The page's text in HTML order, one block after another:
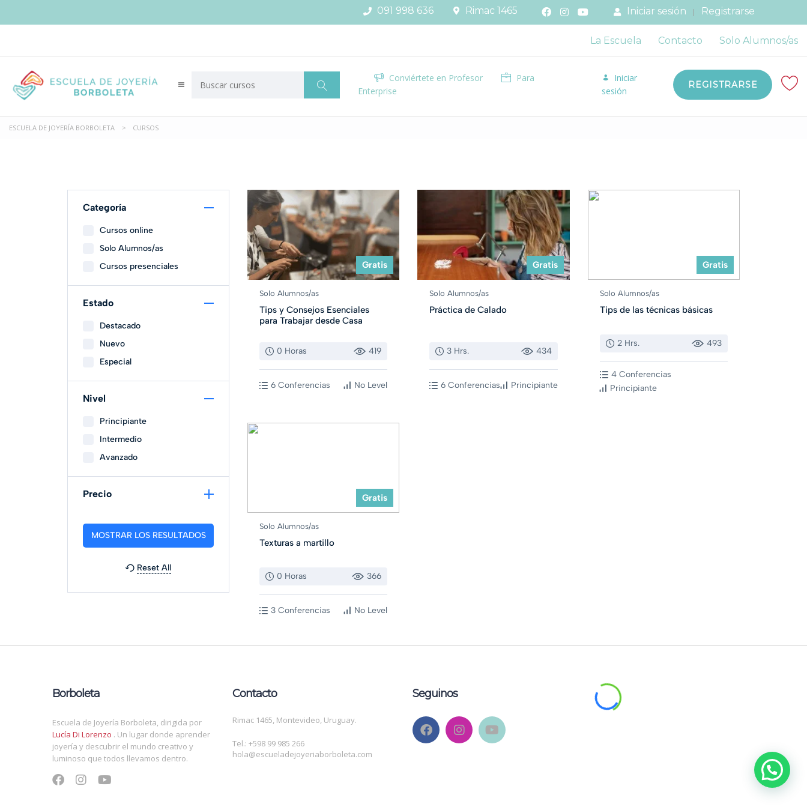
Iniciar sesión Registrarse
Rimac 1465
091 998 636
La Escuela Contacto Solo Alumnos/as
Conviértete en Profesor
Para
Enterprise
Iniciar
sesión
REGISTRARSE
ESCUELA DE JOYERÍA BORBOLETA > CURSOS
Categoría
Cursos online
Solo Alumnos/as
Cursos presenciales
Estado
Destacado
Nuevo
Especial
Nivel
Principiante
Intermedio
Avanzado
Precio
Reset All
Gratis
Solo Alumnos/as
Tips y Consejos Esenciales
para Trabajar desde Casa
0 Horas 419
6 Conferencias No Level
Gratis
Solo Alumnos/as
Práctica de Calado
3 Hrs. 434
6 Conferencias Principiante
Gratis
Solo Alumnos/as
Tips de las técnicas básicas
2 Hrs. 493
4 Conferencias
Principiante
Gratis
Solo Alumnos/as
Texturas a martillo
0 Horas 366
3 Conferencias No Level
Borboleta
Escuela de Joyería Borboleta, dirigida por
Lucía Di Lorenzo . Un lugar donde aprender
joyería y descubrir el mundo creativo y
luminoso que todos llevamos dentro.
Contacto
Rimac 1465, Montevideo, Uruguay.
Tel.: +598 99 985 266
hola@escueladejoyeriaborboleta.com
Seguinos